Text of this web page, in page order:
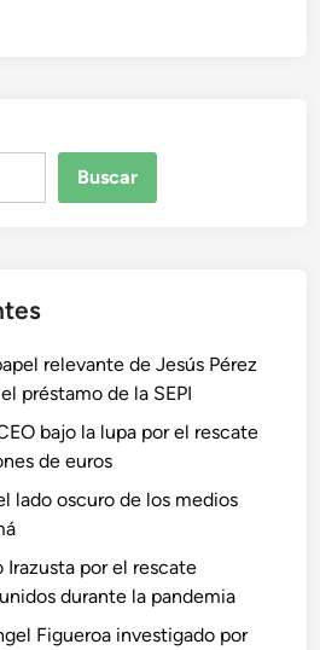
Buscar
relevante de Jesús Pérez
préstamo de la SEPI
bajo la lupa por el rescate
de euros
lado oscuro de los medios
Irazusta por el rescate
durante la pandemia
Figueroa investigado por